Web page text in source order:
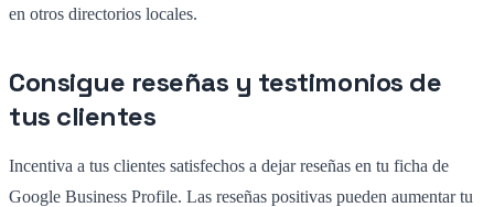
en otros directorios locales.
Consigue reseñas y testimonios de
tus clientes
Incentiva a tus clientes satisfechos a dejar reseñas en tu ficha de
Google Business Profile. Las reseñas positivas pueden aumentar tu